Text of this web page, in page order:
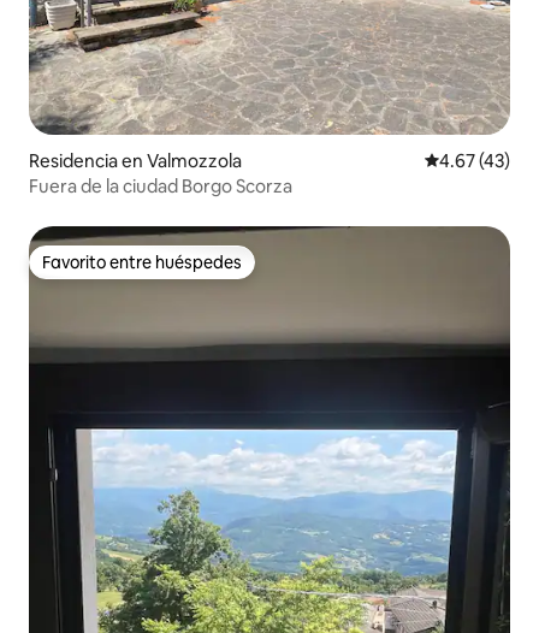
Residencia en Valmozzola Calificación
4.67 (43)
Fuera de la ciudad Borgo Scorza
Favorito entre huéspedes
Favorito entre huéspedes